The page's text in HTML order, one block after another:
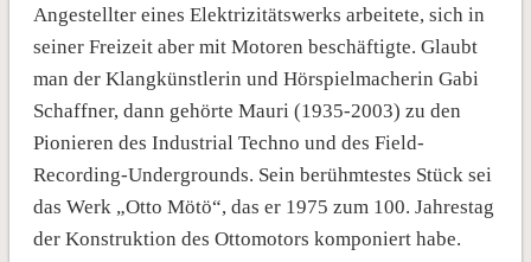
Angestellter eines Elektrizitätswerks arbeitete, sich in
seiner Freizeit aber mit Motoren beschäftigte. Glaubt
man der Klangkünstlerin und Hörspielmacherin Gabi
Schaffner, dann gehörte Mauri (1935-2003) zu den
Pionieren des Industrial Techno und des Field-
Recording-Undergrounds. Sein berühmtestes Stück sei
das Werk „Otto Mötö“, das er 1975 zum 100. Jahrestag
der Konstruktion des Ottomotors komponiert habe.